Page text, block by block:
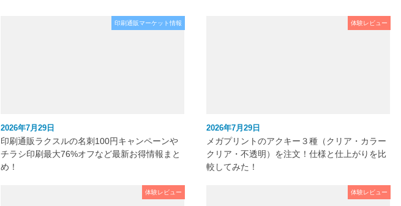
印刷通販マーケット情報
2026年7月29日
印刷通販ラクスルの名刺100円キャンペーンや
チラシ印刷最大76%オフなど最新お得情報まと
め！
体験レビュー
2026年7月29日
メガプリントのアクキー３種（クリア・カラー
クリア・不透明）を注文！仕様と仕上がりを比
較してみた！
体験レビュー 体験レビュー